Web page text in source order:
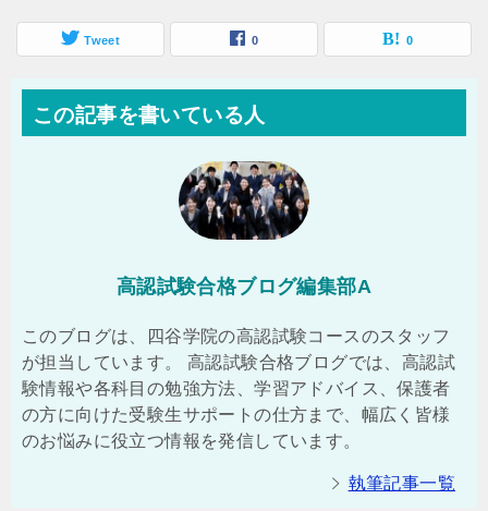
Tweet 0 0
この記事を書いている人
高認試験合格ブログ編集部A
このブログは、四谷学院の高認試験コースのスタッフ
が担当しています。 高認試験合格ブログでは、高認試
験情報や各科目の勉強方法、学習アドバイス、保護者
の方に向けた受験生サポートの仕方まで、幅広く皆様
のお悩みに役立つ情報を発信しています。
執筆記事一覧